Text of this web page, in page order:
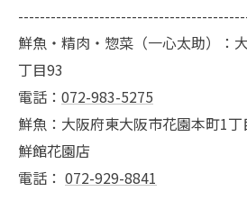
鮮魚・精肉・惣菜（一心太助）：
丁目93
電話： 072-983-5275
鮮魚：大阪府東大阪市花園本町1
鮮館花園店
電話： 072-929-8841